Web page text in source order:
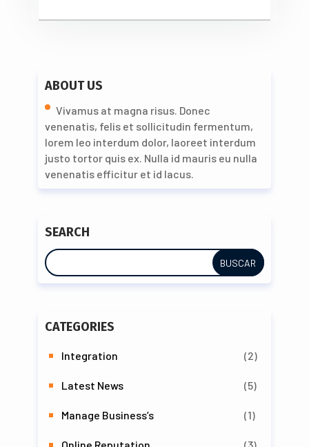
ABOUT US
Vivamus at magna risus. Donec
venenatis, felis et sollicitudin fermentum,
lorem leo interdum dolor, laoreet interdum
justo tortor quis ex. Nulla id mauris eu nulla
venenatis efficitur et id lacus.
SEARCH
CATEGORIES
Integration (2)
Latest News (5)
Manage Business’s (1)